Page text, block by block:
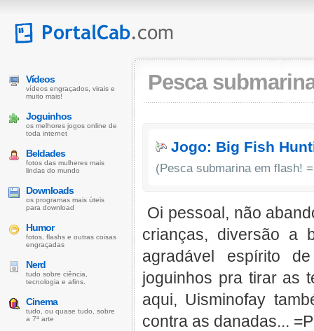
Pesca
Jogo: Big Fish
(Pesca submarina em flash!
Oi pessoal, não
crianças, diversão a
agradável espírito
joguinhos pra tirar as
aqui, Uisminofay
contra as danadas... =P
Vídeos
vídeos engraçados, virais e
muito mais!
Joguinhos
os melhores jogos online de
toda internet
Beldades
fotos das mulheres mais
lindas do mundo
Downloads
os programas mais úteis
para download
Humor
fotos, flashs e outras coisas
engraçadas
Nerd
tudo sobre ciência,
tecnologia e afins.
Cinema
tudo, ou quase tudo, sobre
a 7ª arte